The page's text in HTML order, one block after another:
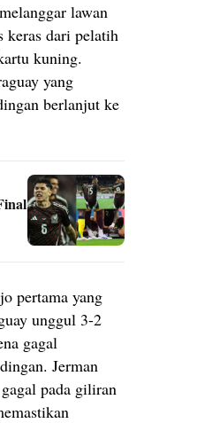
lawan
keras dari pelatih
kuning.
yang
berlanjut ke
pertama yang
unggul 3-2
gagal
Jerman
pada giliran